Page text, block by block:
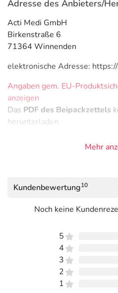
Adresse des Anbieters/
Acti Medi GmbH
Birkenstraße 6
71364 Winnenden
elektronische Adresse:
Angaben gem. EU-
anzeigen
Das PDF des Beipackzettels
herunterladen.
Mehr
Kundenbewertung10
Noch keine
5
4
3
2
1